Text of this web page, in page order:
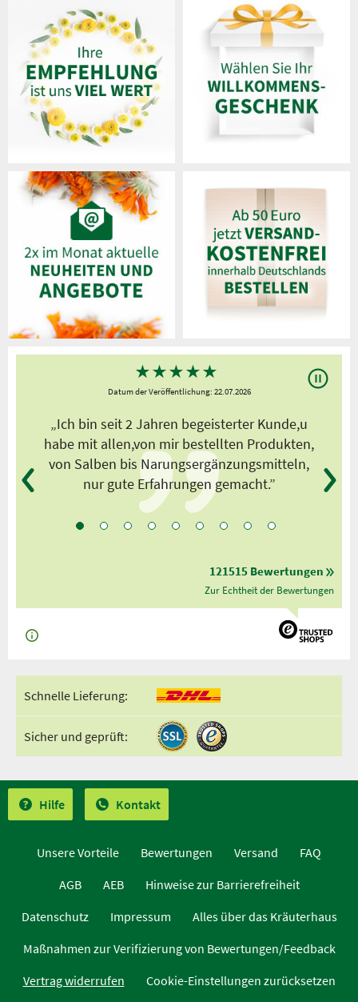
★★★★★
Datum der Veröffentlichung: 22.07.2026
„Ich bin seit 2 Jahren begeisterter Kunde,u
habe mit allen,von mir bestellten Produkten,
von Salben bis Narungsergänzungsmitteln,
nur gute Erfahrungen gemacht.”
121515 Bewertungen
Zur Echtheit der Bewertungen
Schnelle Lieferung:
Sicher und geprüft:
Hilfe Kontakt
Unsere Vorteile Bewertungen Versand
FAQ
AGB
AEB
Hinweise zur Barrierefreiheit
Datenschutz
Impressum
Alles über das Kräuterhaus
Maßnahmen zur Verifizierung von Bewertungen/Feedback
Vertrag widerrufen
Cookie-Einstellungen zurücksetzen